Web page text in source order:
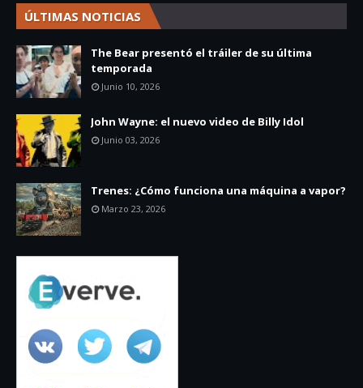
ÚLTIMAS NOTICIAS
The Bear presentó el tráiler de su última
temporada
Junio 10, 2026
John Wayne: el nuevo video de Billy Idol
Junio 03, 2026
Trenes: ¿Cómo funciona una máquina a vapor?
Marzo 23, 2026